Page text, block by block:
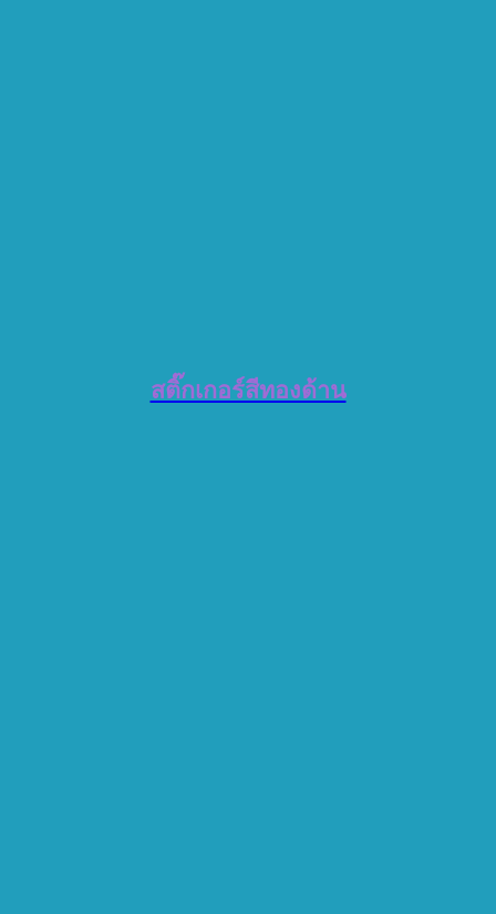
สติ๊กเกอร์สีทองด้าน